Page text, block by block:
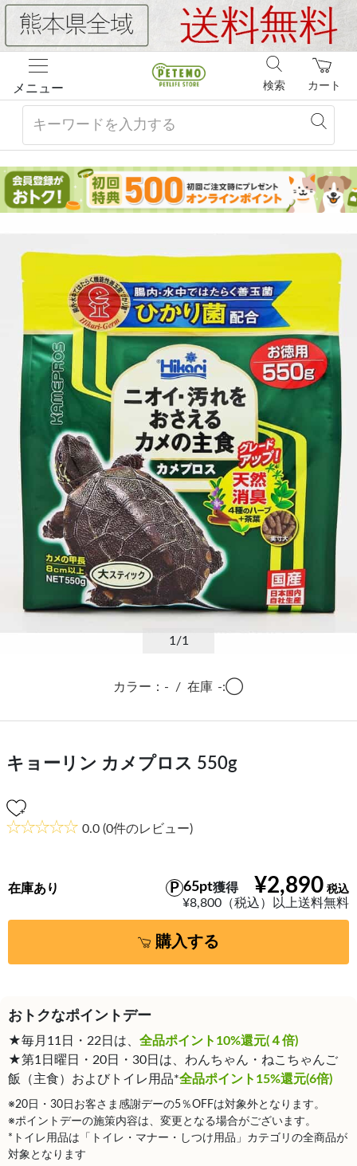
メニュー カート
検索
1/1
カラー：- / 在庫 -:◯
キョーリン カメプロス 550g
0.0 (0件のレビュー)
¥2,890
65pt獲得
¥8,800（税込）以上送料無料
在庫あり
購入する
おトクなポイントデー
★毎月11日・22日は、 全品ポイント10%還元(４倍)
★第1日曜日・20日・30日は、わんちゃん・ねこちゃんご
飯（主食）およびトイレ用品*全品ポイント15%還元(6倍)
※20日・30日お客さま感謝デーの5％OFFは対象外となります。
※ポイントデーの施策内容は、変更となる場合がございます。
*トイレ用品は「トイレ・マナー・しつけ用品」カテゴリの全商品が
対象となります